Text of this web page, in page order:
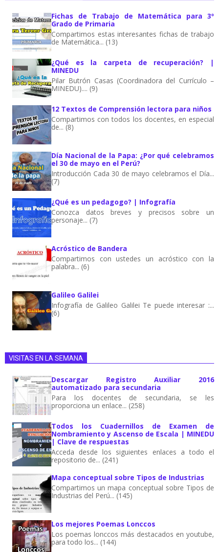
Fichas de Trabajo de Matemática para 3º
Grado de Primaria
Compartimos estas interesantes fichas de trabajo
de Matemática... (13)
¿Qué es la carpeta de recuperación? |
MINEDU
Pilar Butrón Casas (Coordinadora del Currículo –
MINEDU).... (9)
12 Textos de Comprensión lectora para niños
Compartimos con todos los docentes, en especial
de... (8)
Día Nacional de la Papa: ¿Por qué celebramos
el 30 de mayo en el Perú?
Introducción Cada 30 de mayo celebramos el Día...
(7)
¿Qué es un pedagogo? | Infografía
Conozca datos breves y precisos sobre un
personaje... (7)
Acróstico de Bandera
Compartimos con ustedes un acróstico con la
palabra... (6)
Galileo Galilei
Infografía de Galileo Galilei Te puede interesar :...
(6)
VISITAS EN LA SEMANA
Descargar Registro Auxiliar 2016
automatizado para secundaria
Para los docentes de secundaria, se les
proporciona un enlace... (258)
Todos los Cuadernillos de Examen de
Nombramiento y Ascenso de Escala | MINEDU
| Clave de respuestas
Acceda desde los siguientes enlaces a todo el
repositorio de... (241)
Mapa conceptual sobre Tipos de Industrias
Compartimos un mapa conceptual sobre Tipos de
Industrias del Perú... (145)
Los mejores Poemas Lonccos
Los poemas lonccos más destacados en youtube,
para todo los... (144)